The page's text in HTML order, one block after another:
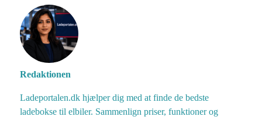
Redaktionen
Ladeportalen.dk hjælper dig med at finde de bedste
ladebokse til elbiler. Sammenlign priser, funktioner og